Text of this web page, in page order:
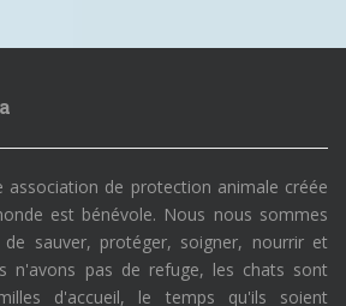
association de protection animale créée
est bénévole. Nous nous sommes
sauver, protéger, soigner, nourrir et
n'avons pas de refuge, les chats sont
d'accueil, le temps qu'ils soient